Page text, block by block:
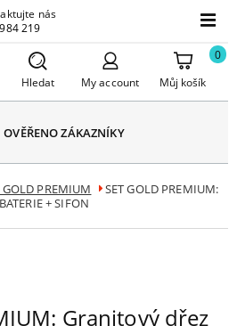
nás
219
Hledat My account Můj košík
0
OVĚŘENO ZÁKAZNÍKY
PREMIUM
SET GOLD PREMIUM:
+ SIFON
Granitový dřez